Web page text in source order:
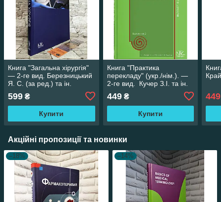
Книга "Загальна хірургія"
— 2-ге вид. Березницький
Я. С. (за ред.) та ін.
599 ₴
Купити
Книга "Практика
перекладу" (укр./нім.). —
2-ге вид. Кучер З.І. та ін.
449₴
Купити
449
Акційні пропозиції та новинки
–18% –14%